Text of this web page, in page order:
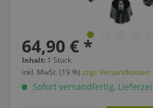
64,90 € *
Inhalt: 1 Stück
inkl. MwSt. (19 %) zzgl. Versandkosten
Sofort versandfertig,